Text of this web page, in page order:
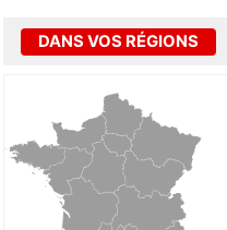
DANS VOS RÉGIONS